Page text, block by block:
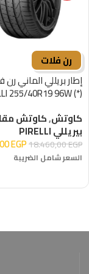
رن فلات
إطار بريللي الماني رن
255/40R19 96W (*)
كاوتش,كاوتش
بيريللي PIRELLI
18.460,00EGP
EGP
السعر شامل الضريبة